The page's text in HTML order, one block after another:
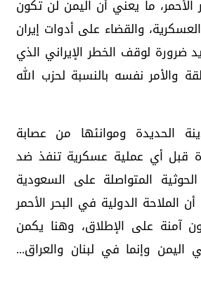
الأحمر، ما يعني أن اليمن لن تكون
والقضاء على أدوات إيران
ضرورة لوقف الخطر الإيراني الذي
والأمر نفسه بالنسبة لحزب الله
الحديدة وموانئها من عصابة
قبل أي عملية عسكرية تنفذ ضد
الحوثية المتواصلة على السعودية
الملاحة الدولية في البحر الأحمر
آمنة على الإطلاق، وهنا يكمن
وإنما في لبنان والعراق...